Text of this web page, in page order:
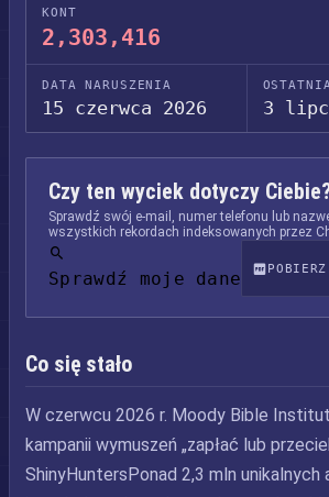
KONT
2,303,416
DATA NARUSZENIA
15 czerwca 2026 3
Czy ten wyciek dotyczy
Sprawdź swój e-mail, numer telefonu lub
wszystkich rekordach indeksowanych przez
Sprawdź moje dane
Co się stało
W czerwcu 2026 r. Moody Bible
kampanii wymuszeń „zapłać lub
ShinyHuntersPonad 2,3 mln unikalnych